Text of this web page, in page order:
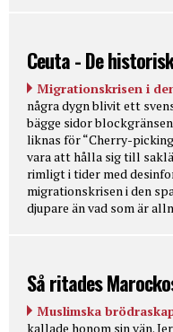
Ceuta - De
Migrationskrisen i
några dygn blivit ett
bägge sidor
liknas för “Cherry-
vara att hålla sig till
rimligt i tider med
migrationskrisen i den
djupare än vad som är
Så ritades
Muslimska
kallade honom sin vän.